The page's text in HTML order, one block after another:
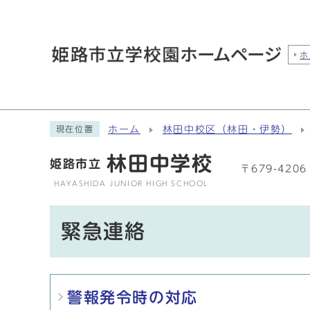
ホ
現在位置 ホーム 林田中校区（林田・伊勢）
姫路市立 林田中学校
HAYASHIDA JUNIOR HIGH SCHOOL
〒679-4206
緊急連絡
メインメニュー
警報発令時の対応